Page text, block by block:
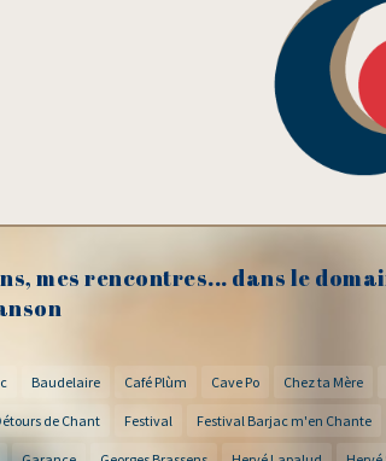
mes rencontres... dans le
Baudelaire Café Plùm Cave Po Chez ta Mère
de Chant Festival Festival Barjac m'en Chante